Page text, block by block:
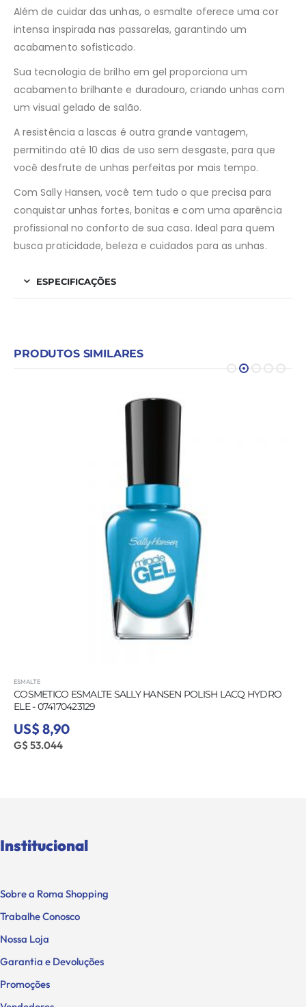
Além de cuidar das unhas, o esmalte oferece uma cor
intensa inspirada nas passarelas, garantindo um
acabamento sofisticado.
Sua tecnologia de brilho em gel proporciona um
acabamento brilhante e duradouro, criando unhas com
um visual gelado de salão.
A resistência a lascas é outra grande vantagem,
permitindo até 10 dias de uso sem desgaste, para que
você desfrute de unhas perfeitas por mais tempo.
Com Sally Hansen, você tem tudo o que precisa para
conquistar unhas fortes, bonitas e com uma aparência
profissional no conforto de sua casa. Ideal para quem
busca praticidade, beleza e cuidados para as unhas.
ESPECIFICAÇÕES
PRODUTOS SIMILARES
ESMALTE
COSMETICO ESMALTE SALLY HANSEN POLISH LACQ HYDRO
ELE - 074170423129
US$ 8,90
G$ 53.044
Institucional
Sobre a Roma Shopping
Trabalhe Conosco
Nossa Loja
Garantia e Devoluções
Promoções